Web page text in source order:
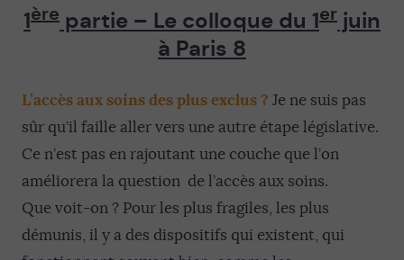
1ère partie – Le colloque du 1er juin
à Paris 8
L’accès aux soins des plus exclus ? Je ne suis pas
sûr qu’il faille aller vers une autre étape législative.
Ce n’est pas en rajoutant une couche que l’on
améliorera la question de l’accès aux soins.
Que voit-on ? Pour les plus fragiles, les plus
démunis, il y a des dispositifs qui existent, qui